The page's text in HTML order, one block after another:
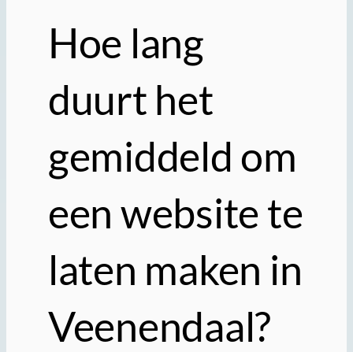
Hoe lang
duurt het
gemiddeld om
een website te
laten maken in
Veenendaal?